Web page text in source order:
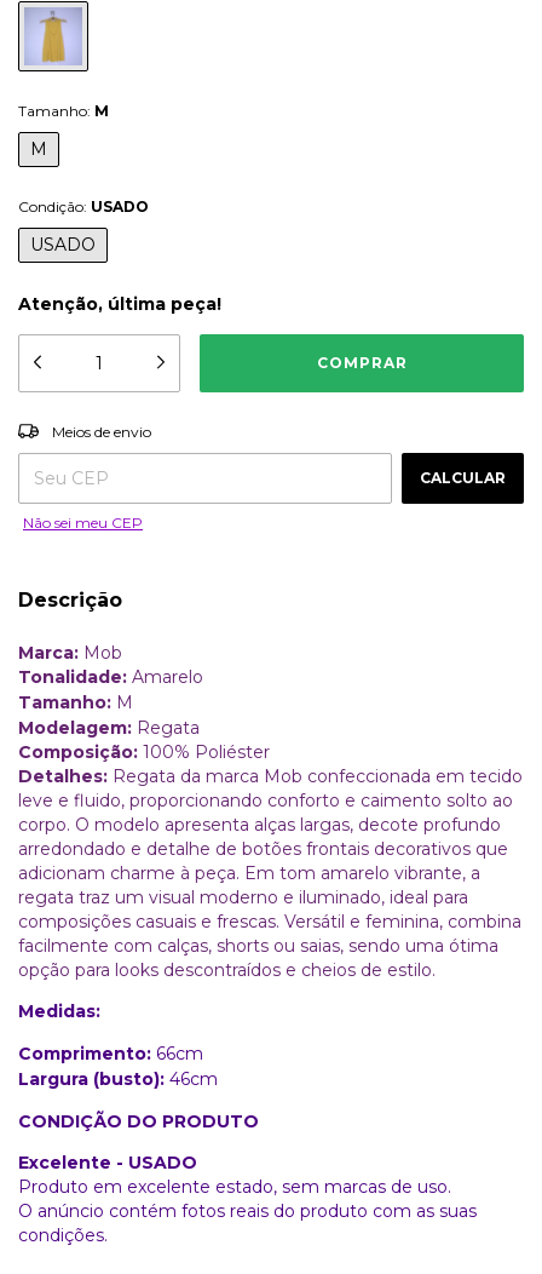
Tamanho: M
M
Condição: USADO
USADO
Atenção, última peça!
Entregas para o CEP:
Meios de envio
CALCULAR
Não sei meu CEP
Descrição
Marca: Mob
Tonalidade: Amarelo
Tamanho: M
Modelagem: Regata
Composição: 100% Poliéster
Detalhes: Regata da marca Mob confeccionada em tecido
leve e fluido, proporcionando conforto e caimento solto ao
corpo. O modelo apresenta alças largas, decote profundo
arredondado e detalhe de botões frontais decorativos que
adicionam charme à peça. Em tom amarelo vibrante, a
regata traz um visual moderno e iluminado, ideal para
composições casuais e frescas. Versátil e feminina, combina
facilmente com calças, shorts ou saias, sendo uma ótima
opção para looks descontraídos e cheios de estilo.
Medidas:
Comprimento: 66cm
Largura (busto): 46cm
CONDIÇÃO DO PRODUTO
Excelente - USADO
Produto em excelente estado, sem marcas de uso.
O anúncio contém fotos reais do produto com as suas
condições.